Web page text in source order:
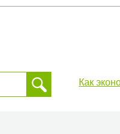
Как